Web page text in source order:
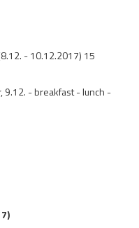
- 10.12.2017) 15
9.12. - breakfast - lunch -